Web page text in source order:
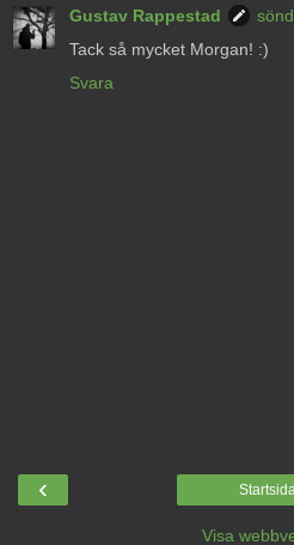
Gustav Rappestad
Tack så mycket Morgan! :)
Svara
‹
Visa